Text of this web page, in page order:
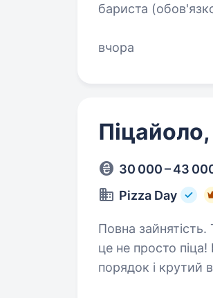
бариста (обов'язково); любить тварин; відповідальна та
вчора
30 000 – 43
Pizza Day
Повна зайнятість.
це не просто
порядок і крутий